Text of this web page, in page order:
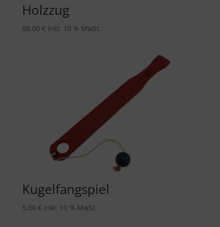
Holzzug
60,00 € inkl. 10 % MwSt.
Kugelfangspiel
5,00 € inkl. 10 % MwSt.